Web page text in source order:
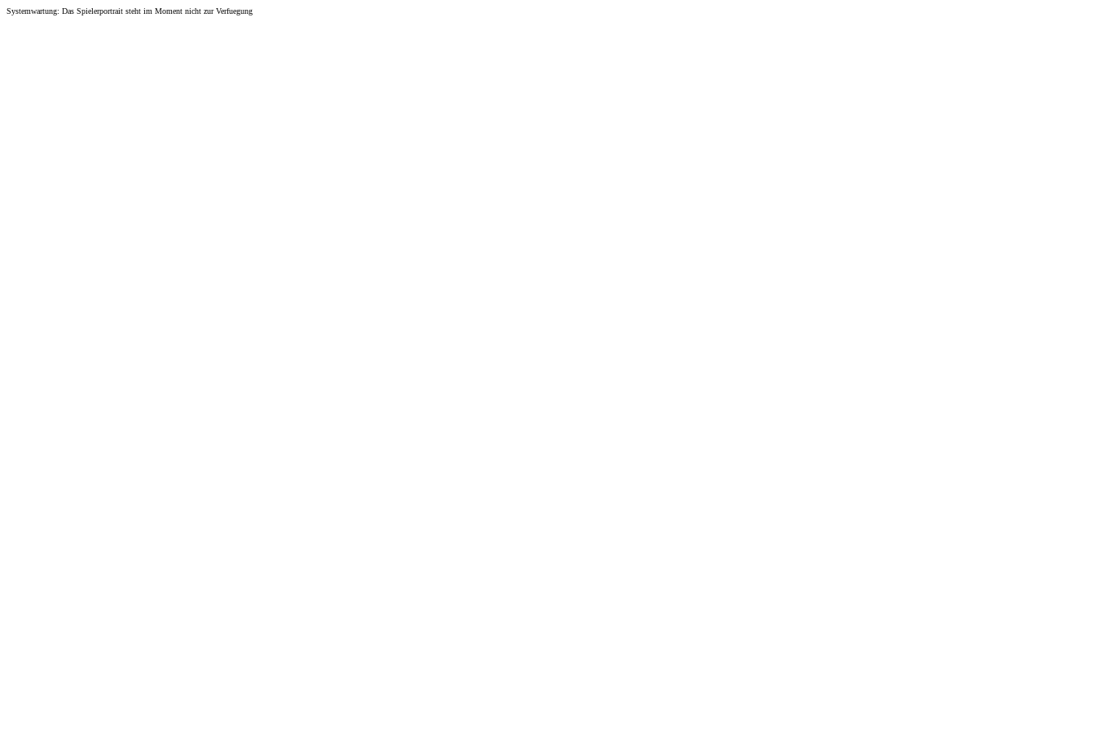
Systemwartung: Das Spielerportrait steht im Moment nicht zur Verfuegung